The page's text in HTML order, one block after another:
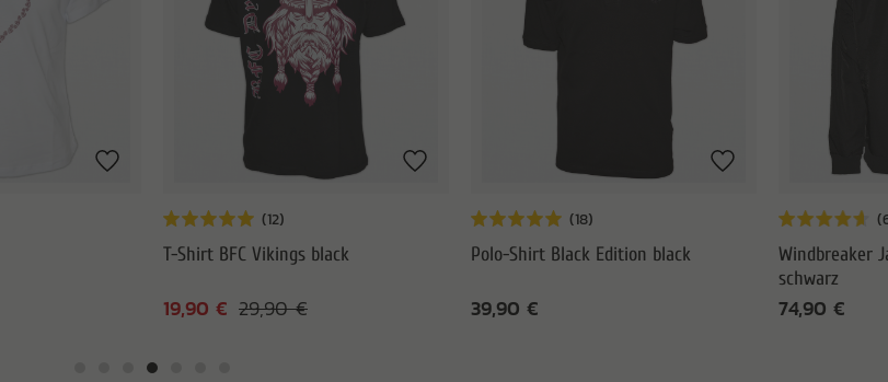
T-Shirt BFC Vikings black
29,90 €
19,90 €
Polo-Shirt Black Edition black
39,90 €
Windbreaker
schwarz
74,90 €